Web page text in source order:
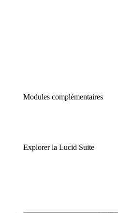
Modules complémentaires
Explorer la Lucid Suite